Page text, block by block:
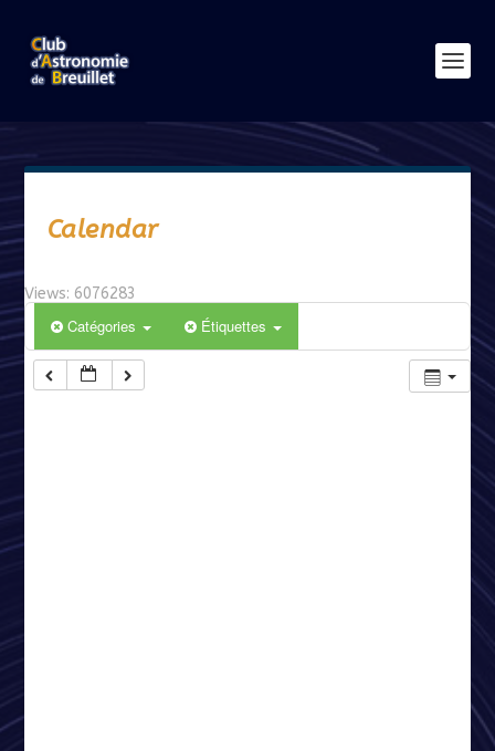
Calendar
Views: 6076283
Catégories Étiquettes